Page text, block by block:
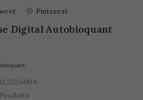
Pinterest
Digital Autobloquant